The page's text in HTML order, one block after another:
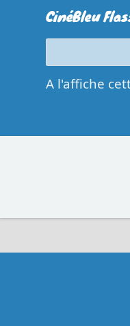
CinéBleu
A l'affiche